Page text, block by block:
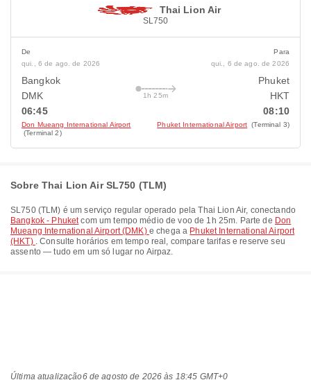
Thai Lion Air
SL750
De
qui., 6 de ago. de 2026
Bangkok
DMK
06:45
Don Mueang International Airport
(Terminal 2)
1h 25m
Para
qui., 6 de ago. de 2026
Phuket
HKT
08:10
Phuket International Airport (Terminal 3)
Sobre Thai Lion Air SL750 (TLM)
SL750(TLM) é um serviço regular operado pelaThai Lion Air, conectando
Bangkok - Phuketcom um tempo médio de voo de 1h 25m. Parte de Don
Mueang International Airport (DMK) e chega a Phuket International Airport
(HKT) . Consulte horários em tempo real, compare tarifas e reserve seu
assento — tudo em um só lugar no Airpaz.
Última atualização6 de agosto de 2026 às 18:45 GMT+0